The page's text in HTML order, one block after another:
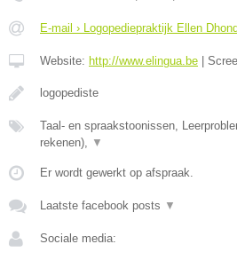
E-mail › Logopediepraktijk Ellen
Website: http://www.elingua.be
logopediste
Taal- en spraakstoonissen,
rekenen), ▼
Er wordt gewerkt op afspraak.
Laatste facebook posts ▼
Sociale media: